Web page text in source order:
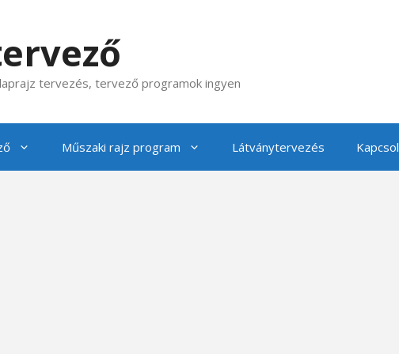
tervezés, tervező programok ingyen
Műszaki rajz program Látványtervezés